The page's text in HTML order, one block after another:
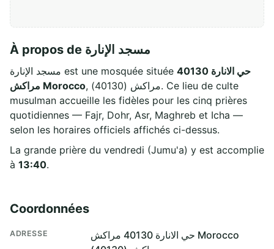
À propos de مسجد الإنارة
مسجد الإنارة est une mosquée située حي الانارة 40130
مراكش Morocco, مراكش (40130). Ce lieu de culte
musulman accueille les fidèles pour les cinq prières
quotidiennes — Fajr, Dohr, Asr, Maghreb et Icha —
selon les horaires officiels affichés ci-dessus.
La grande prière du vendredi (Jumu'a) y est accomplie
à 13:40.
Coordonnées
ADRESSE
حي الانارة 40130 مراكش Morocco